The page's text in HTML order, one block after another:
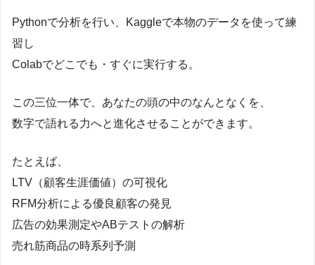
Pythonで分析を行い、Kaggleで本物のデータを使って練
習し
Colabでどこでも・すぐに実行する。
この三位一体で、あなたの頭の中のなんとなくを、
数字で語れる力へと進化させることができます。
たとえば、
LTV（顧客生涯価値）の可視化
RFM分析による優良顧客の発見
広告の効果測定やABテストの解析
売れ筋商品の時系列予測